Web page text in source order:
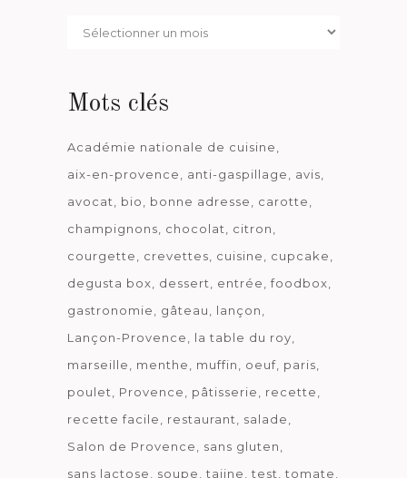
Par
Mots clés
Académie nationale de cuisine
aix-en-provence
anti-gaspillage
avis
avocat
bio bonne adresse
carotte
champignons
chocolat
citron
courgette
crevettes cuisine
cupcake
degusta box
dessert entrée
foodbox
gastronomie
gâteau
lançon
Lançon-Provence
la table du roy
marseille
menthe muffin oeuf paris
poulet
Provence pâtisserie
recette
recette facile
restaurant
salade
Salon de Provence
sans gluten
sans lactose
soupe tajine test tomate